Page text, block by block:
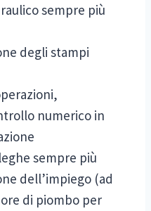
sempre più
degli stampi
numerico in
sempre più
dell’impiego (ad
di piombo per